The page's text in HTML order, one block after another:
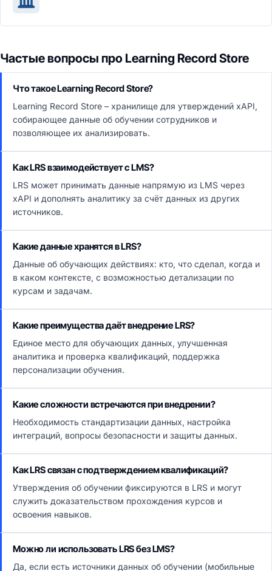
Частые вопросы про Learning Record Store
Что такое Learning Record Store?
Learning Record Store – хранилище для утверждений xAPI,
собирающее данные об обучении сотрудников и
позволяющее их анализировать.
Как LRS взаимодействует с LMS?
LRS может принимать данные напрямую из LMS через
xAPI и дополнять аналитику за счёт данных из других
источников.
Какие данные хранятся в LRS?
Данные об обучающих действиях: кто, что сделал, когда и
в каком контексте, с возможностью детализации по
курсам и задачам.
Какие преимущества даёт внедрение LRS?
Единое место для обучающих данных, улучшенная
аналитика и проверка квалификаций, поддержка
персонализации обучения.
Какие сложности встречаются при внедрении?
Необходимость стандартизации данных, настройка
интеграций, вопросы безопасности и защиты данных.
Как LRS связан с подтверждением квалификаций?
Утверждения об обучении фиксируются в LRS и могут
служить доказательством прохождения курсов и
освоения навыков.
Можно ли использовать LRS без LMS?
Да, если есть источники данных об обучении (мобильные